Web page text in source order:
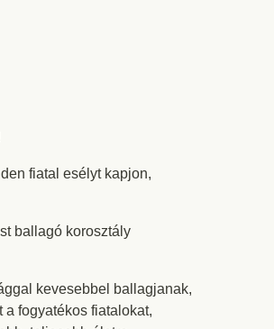
fiatal esélyt kapjon,
ballagó korosztály
kevesebbel ballagjanak,
fogyatékos fiatalokat,